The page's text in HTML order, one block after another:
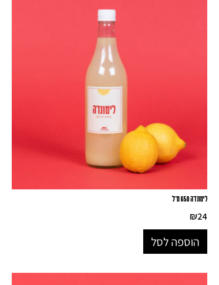
לימונדה 650 מ"ל
₪24
הוספה לסל